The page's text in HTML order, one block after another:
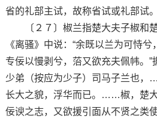
省的礼部主试，故称省试或礼部试。
〔２７〕椒兰指楚大夫子椒和楚
《离骚》中说：“余既以兰为可恃
专佞以慢剥兮，菭又欲充夫佩帏。”
少弟（按应为少子）司马子兰也
长大之貌，浮华而已。……椒，楚
佞谀之志，又欲援引面从不贤之类